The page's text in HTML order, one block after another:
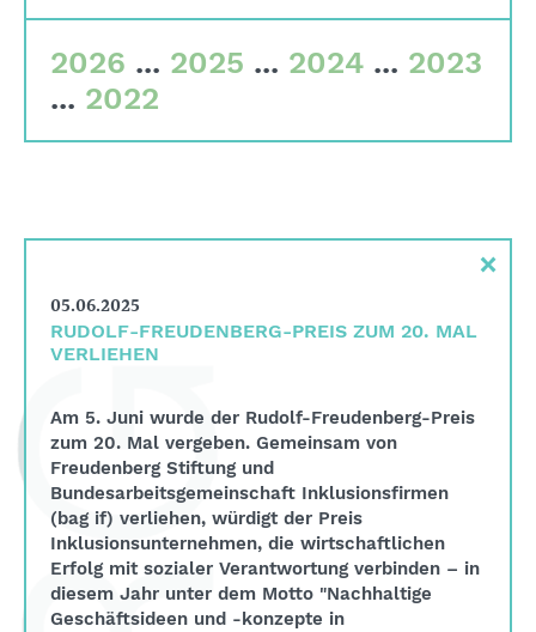
2026 ... 2025 ... 2024 ... 2023
... 2022
×
05.06.2025
RUDOLF-FREUDENBERG-PREIS ZUM 20. MAL
VERLIEHEN
Am 5. Juni wurde der Rudolf-Freudenberg-Preis
zum 20. Mal vergeben. Gemeinsam von
Freudenberg Stiftung und
Bundesarbeitsgemeinschaft Inklusionsfirmen
(bag if) verliehen, würdigt der Preis
Inklusionsunternehmen, die wirtschaftlichen
Erfolg mit sozialer Verantwortung verbinden – in
diesem Jahr unter dem Motto "Nachhaltige
Geschäftsideen und -konzepte in
Finanzdaten
Suche
Deutsch